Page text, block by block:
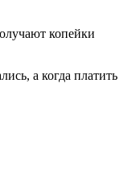
копейки
а когда платить